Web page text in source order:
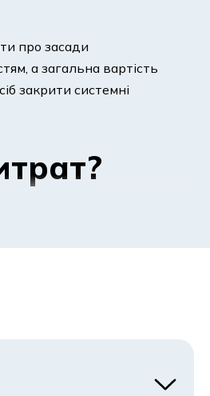
про засади
а загальна вартість
закрити системні
на даний момент бюджет.